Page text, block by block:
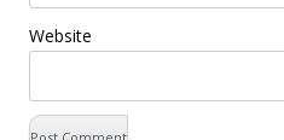
Website